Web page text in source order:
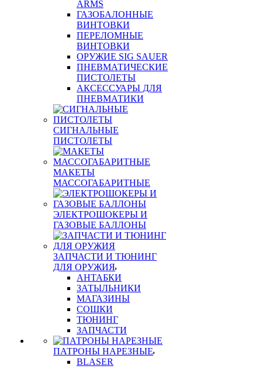
ARMS
ГАЗОБАЛОННЫЕ
ВИНТОВКИ
ПЕРЕЛОМНЫЕ
ВИНТОВКИ
ОРУЖИЕ SIG SAUER
ПНЕВМАТИЧЕСКИЕ
ПИСТОЛЕТЫ
АКСЕССУАРЫ ДЛЯ
ПНЕВМАТИКИ
СИГНАЛЬНЫЕ
ПИСТОЛЕТЫ
МАКЕТЫ
МАССОГАБАРИТНЫЕ
ЭЛЕКТРОШОКЕРЫ И
ГАЗОВЫЕ БАЛЛОНЫ
ЗАПЧАСТИ И ТЮНИНГ
ДЛЯ ОРУЖИЯ
АНТАБКИ
ЗАТЫЛЬНИКИ
МАГАЗИНЫ
СОШКИ
ТЮНИНГ
ЗАПЧАСТИ
ПАТРОНЫ НАРЕЗНЫЕ
BLASER